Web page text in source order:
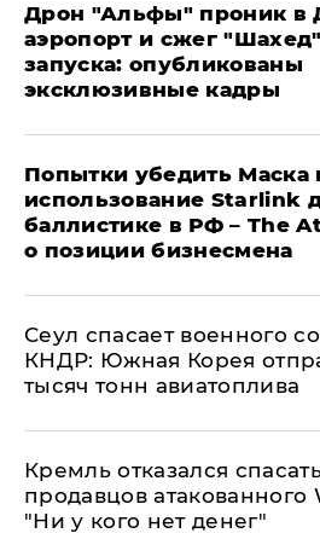
Дрон "Альфы" проник в
аэропорт и сжег
запуска: опубликованы
эксклюзивные кадры
Попытки убедить Маска
использование Starlink
баллистике в РФ – The
о позиции бизнесмена
​Сеул спасает военного
КНДР: Южная Корея
тысяч тонн авиатоплива
Кремль отказался
продавцов атакованного
"Ни у кого нет денег"